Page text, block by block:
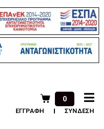
0
ΕΓΓΡΑΦΗ ΣΥΝΔΕΣΗ